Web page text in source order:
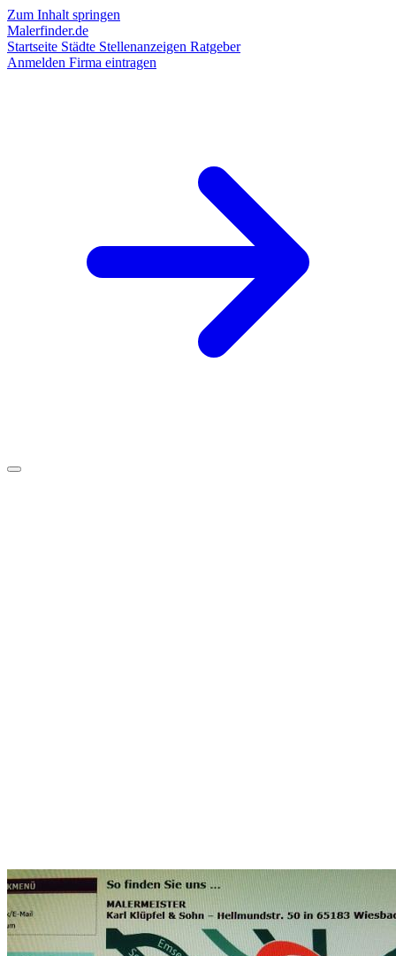
Zum Inhalt springen
Malerfinder.de
Startseite Städte Stellenanzeigen Ratgeber
Anmelden Firma eintragen